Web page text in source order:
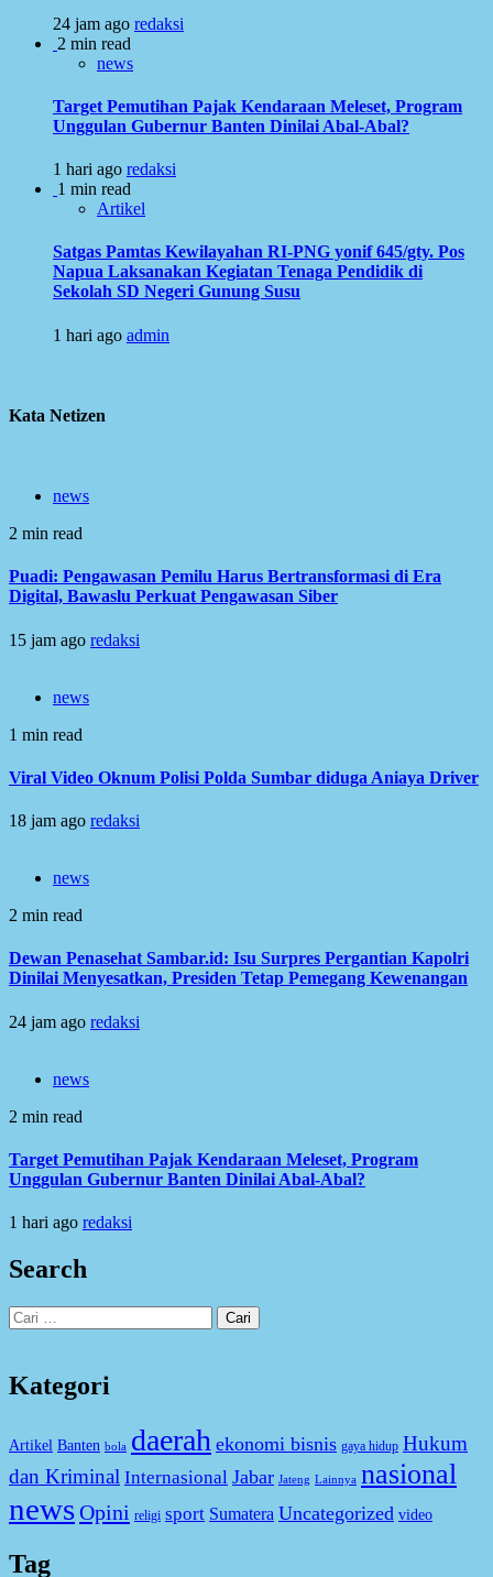
24 jam ago redaksi
2 min read
news
Target Pemutihan Pajak Kendaraan Meleset, Program
Unggulan Gubernur Banten Dinilai Abal-Abal?
1 hari ago redaksi
1 min read
Artikel
Satgas Pamtas Kewilayahan RI-PNG yonif 645/gty. Pos
Napua Laksanakan Kegiatan Tenaga Pendidik di
Sekolah SD Negeri Gunung Susu
1 hari ago admin
Kata Netizen
news
2 min read
Puadi: Pengawasan Pemilu Harus Bertransformasi di Era
Digital, Bawaslu Perkuat Pengawasan Siber
15 jam ago redaksi
news
1 min read
Viral Video Oknum Polisi Polda Sumbar diduga Aniaya Driver
18 jam ago redaksi
news
2 min read
Dewan Penasehat Sambar.id: Isu Surpres Pergantian Kapolri
Dinilai Menyesatkan, Presiden Tetap Pemegang Kewenangan
24 jam ago redaksi
news
2 min read
Target Pemutihan Pajak Kendaraan Meleset, Program
Unggulan Gubernur Banten Dinilai Abal-Abal?
1 hari ago redaksi
Search
Cari
untuk:
Kategori
Artikel Banten bola daerah ekonomi bisnis gaya hidup Hukum
dan Kriminal Internasional Jabar Jateng Lainnya nasional
newsOpini religi sport Sumatera Uncategorized video
Tag